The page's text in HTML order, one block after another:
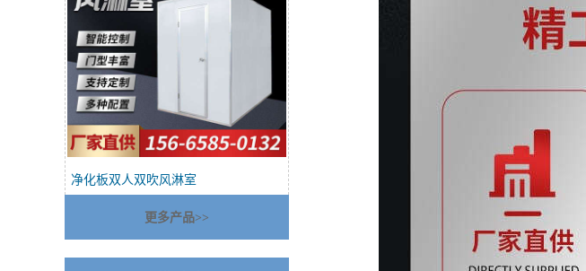
净化板双人双吹风淋室
更多产品>>